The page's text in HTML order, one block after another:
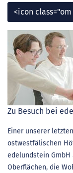
<icon
Zu Besuch bei
Einer unserer
ostwestfälischen
edelundstein
Oberflächen, die